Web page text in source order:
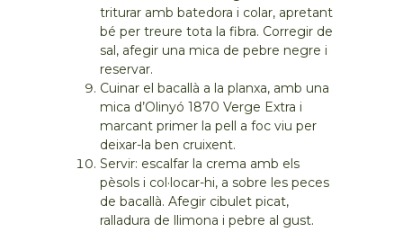
triturar amb batedora i colar, apretant
bé per treure tota la fibra. Corregir de
sal, afegir una mica de pebre negre i
reservar.
Cuinar el bacallà a la planxa, amb una
mica d’Olinyó 1870 Verge Extra i
marcant primer la pell a foc viu per
deixar-la ben cruixent.
Servir: escalfar la crema amb els
pèsols i col·locar-hi, a sobre les peces
de bacallà. Afegir cibulet picat,
ralladura de llimona i pebre al gust.